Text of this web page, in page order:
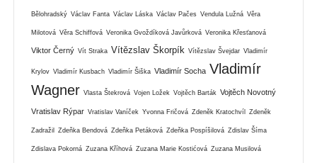
Bělohradský Václav Fanta Václav Láska Václav Pačes Vendula Lužná Věra
Milotová Věra Schiffová Veronika Gvoždíková Javůrková Veronika Křesťanová
Viktor Černý Vít Straka Vítězslav Škorpík Vítězslav Švejdar Vladimír
Krylov Vladimír Kusbach Vladimír Šiška Vladimír Socha Vladimír
Wagner Vlasta Štekrová Vojen Ložek Vojtěch Barták Vojtěch Novotný
Vratislav Rýpar Vratislav Vaníček Yvonna Fričová Zdeněk Kratochvíl Zdeněk
Zadražil Zdeňka Bendová Zdeňka Petáková Zdeňka Pospíšilová Zdislav Šíma
Zdislava Pokorná Zuzana Kříhová Zuzana Marie Kostićová Zuzana Musilová